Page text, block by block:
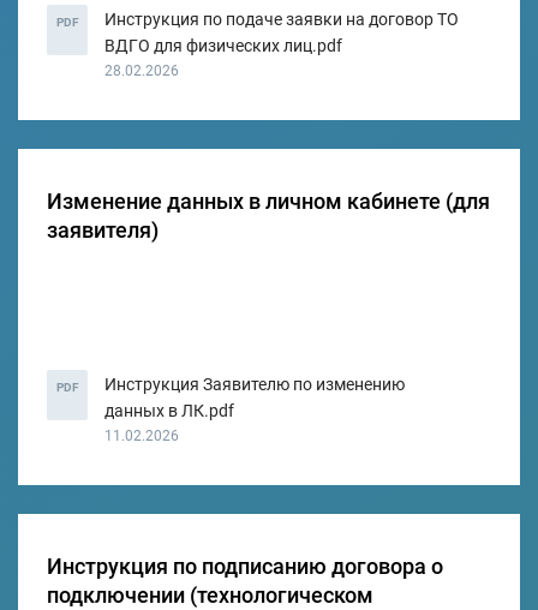
PDF
Инструкция по подаче заявки на договор ТО
ВДГО для физических лиц.pdf
28.02.2026
Изменение данных в личном кабинете (для
заявителя)
PDF
Инструкция Заявителю по изменению
данных в ЛК.pdf
11.02.2026
Инструкция по подписанию договора о
подключении (технологическом